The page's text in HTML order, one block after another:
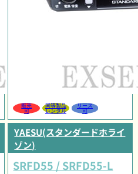
販売
可
同等製品
レンタル
リース
可
YAESU(スタンダードホライ
ゾン)
SRFD55 / SRFD55-L